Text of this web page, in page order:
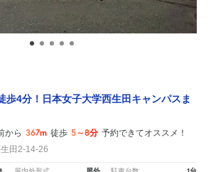
歩4分！日本女子大学西生田キャンパスま
から 367m 徒歩 5～8分 予約できてオススメ！
田2-14-26